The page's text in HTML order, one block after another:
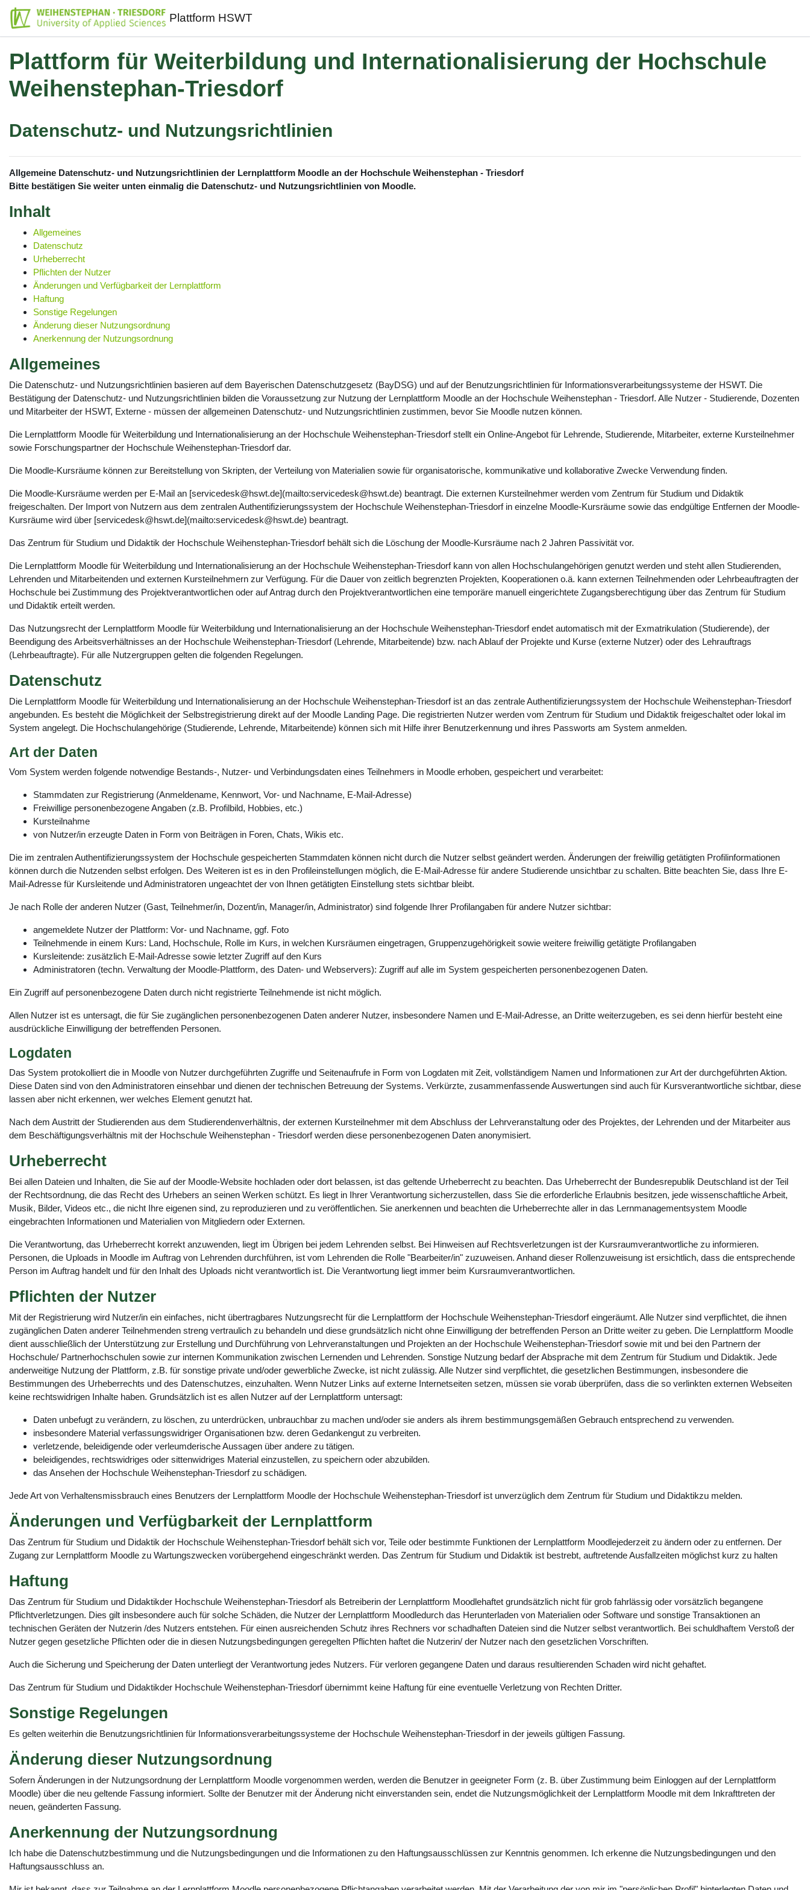
Zum Hauptinhalt
Plattform HSWT
Plattform für Weiterbildung und Internationalisierung der Hochschule
Weihenstephan-Triesdorf
Datenschutz- und Nutzungsrichtlinien
Allgemeine Datenschutz- und Nutzungsrichtlinien der Lernplattform Moodle an der Hochschule Weihenstephan - Triesdorf
Bitte bestätigen Sie weiter unten einmalig die Datenschutz- und Nutzungsrichtlinien von Moodle.
Inhalt
Allgemeines
Datenschutz
Urheberrecht
Pflichten der Nutzer
Änderungen und Verfügbarkeit der Lernplattform
Haftung
Sonstige Regelungen
Änderung dieser Nutzungsordnung
Anerkennung der Nutzungsordnung
Allgemeines
Die Datenschutz- und Nutzungsrichtlinien basieren auf dem Bayerischen Datenschutzgesetz (BayDSG) und auf der Benutzungsrichtlinien für Informationsverarbeitungssysteme der HSWT. Die
Bestätigung der Datenschutz- und Nutzungsrichtlinien bilden die Voraussetzung zur Nutzung der Lernplattform Moodle an der Hochschule Weihenstephan - Triesdorf. Alle Nutzer - Studierende, Dozenten
und Mitarbeiter der HSWT, Externe - müssen der allgemeinen Datenschutz- und Nutzungsrichtlinien zustimmen, bevor Sie Moodle nutzen können.
Die Lernplattform Moodle für Weiterbildung und Internationalisierung an der Hochschule Weihenstephan-Triesdorf stellt ein Online-Angebot für Lehrende, Studierende, Mitarbeiter, externe Kursteilnehmer
sowie Forschungspartner der Hochschule Weihenstephan-Triesdorf dar.
Die Moodle-Kursräume können zur Bereitstellung von Skripten, der Verteilung von Materialien sowie für organisatorische, kommunikative und kollaborative Zwecke Verwendung finden.
Die Moodle-Kursräume werden per E-Mail an [servicedesk@hswt.de](mailto:servicedesk@hswt.de) beantragt. Die externen Kursteilnehmer werden vom Zentrum für Studium und Didaktik
freigeschalten. Der Import von Nutzern aus dem zentralen Authentifizierungssystem der Hochschule Weihenstephan-Triesdorf in einzelne Moodle-Kursräume sowie das endgültige Entfernen der Moodle-
Kursräume wird über [servicedesk@hswt.de](mailto:servicedesk@hswt.de) beantragt.
Das Zentrum für Studium und Didaktik der Hochschule Weihenstephan-Triesdorf behält sich die Löschung der Moodle-Kursräume nach 2 Jahren Passivität vor.
Die Lernplattform Moodle für Weiterbildung und Internationalisierung an der Hochschule Weihenstephan-Triesdorf kann von allen Hochschulangehörigen genutzt werden und steht allen Studierenden,
Lehrenden und Mitarbeitenden und externen Kursteilnehmern zur Verfügung. Für die Dauer von zeitlich begrenzten Projekten, Kooperationen o.ä. kann externen Teilnehmenden oder Lehrbeauftragten der
Hochschule bei Zustimmung des Projektverantwortlichen oder auf Antrag durch den Projektverantwortlichen eine temporäre manuell eingerichtete Zugangsberechtigung über das Zentrum für Studium
und Didaktik erteilt werden.
Das Nutzungsrecht der Lernplattform Moodle für Weiterbildung und Internationalisierung an der Hochschule Weihenstephan-Triesdorf endet automatisch mit der Exmatrikulation (Studierende), der
Beendigung des Arbeitsverhältnisses an der Hochschule Weihenstephan-Triesdorf (Lehrende, Mitarbeitende) bzw. nach Ablauf der Projekte und Kurse (externe Nutzer) oder des Lehrauftrags
(Lehrbeauftragte). Für alle Nutzergruppen gelten die folgenden Regelungen.
Datenschutz
Die Lernplattform Moodle für Weiterbildung und Internationalisierung an der Hochschule Weihenstephan-Triesdorf ist an das zentrale Authentifizierungssystem der Hochschule Weihenstephan-Triesdorf
angebunden. Es besteht die Möglichkeit der Selbstregistrierung direkt auf der Moodle Landing Page. Die registrierten Nutzer werden vom Zentrum für Studium und Didaktik freigeschaltet oder lokal im
System angelegt. Die Hochschulangehörige (Studierende, Lehrende, Mitarbeitende) können sich mit Hilfe ihrer Benutzerkennung und ihres Passworts am System anmelden.
Art der Daten
Vom System werden folgende notwendige Bestands-, Nutzer- und Verbindungsdaten eines Teilnehmers in Moodle erhoben, gespeichert und verarbeitet:
Stammdaten zur Registrierung (Anmeldename, Kennwort, Vor- und Nachname, E-Mail-Adresse)
Freiwillige personenbezogene Angaben (z.B. Profilbild, Hobbies, etc.)
Kursteilnahme
von Nutzer/in erzeugte Daten in Form von Beiträgen in Foren, Chats, Wikis etc.
Die im zentralen Authentifizierungssystem der Hochschule gespeicherten Stammdaten können nicht durch die Nutzer selbst geändert werden. Änderungen der freiwillig getätigten Profilinformationen
können durch die Nutzenden selbst erfolgen. Des Weiteren ist es in den Profileinstellungen möglich, die E-Mail-Adresse für andere Studierende unsichtbar zu schalten. Bitte beachten Sie, dass Ihre E-
Mail-Adresse für Kursleitende und Administratoren ungeachtet der von Ihnen getätigten Einstellung stets sichtbar bleibt.
Je nach Rolle der anderen Nutzer (Gast, Teilnehmer/in, Dozent/in, Manager/in, Administrator) sind folgende Ihrer Profilangaben für andere Nutzer sichtbar:
angemeldete Nutzer der Plattform: Vor- und Nachname, ggf. Foto
Teilnehmende in einem Kurs: Land, Hochschule, Rolle im Kurs, in welchen Kursräumen eingetragen, Gruppenzugehörigkeit sowie weitere freiwillig getätigte Profilangaben
Kursleitende: zusätzlich E-Mail-Adresse sowie letzter Zugriff auf den Kurs
Administratoren (techn. Verwaltung der Moodle-Plattform, des Daten- und Webservers): Zugriff auf alle im System gespeicherten personenbezogenen Daten.
Ein Zugriff auf personenbezogene Daten durch nicht registrierte Teilnehmende ist nicht möglich.
Allen Nutzer ist es untersagt, die für Sie zugänglichen personenbezogenen Daten anderer Nutzer, insbesondere Namen und E-Mail-Adresse, an Dritte weiterzugeben, es sei denn hierfür besteht eine
ausdrückliche Einwilligung der betreffenden Personen.
Logdaten
Das System protokolliert die in Moodle von Nutzer durchgeführten Zugriffe und Seitenaufrufe in Form von Logdaten mit Zeit, vollständigem Namen und Informationen zur Art der durchgeführten Aktion.
Diese Daten sind von den Administratoren einsehbar und dienen der technischen Betreuung der Systems. Verkürzte, zusammenfassende Auswertungen sind auch für Kursverantwortliche sichtbar, diese
lassen aber nicht erkennen, wer welches Element genutzt hat.
Nach dem Austritt der Studierenden aus dem Studierendenverhältnis, der externen Kursteilnehmer mit dem Abschluss der Lehrveranstaltung oder des Projektes, der Lehrenden und der Mitarbeiter aus
dem Beschäftigungsverhältnis mit der Hochschule Weihenstephan - Triesdorf werden diese personenbezogenen Daten anonymisiert.
Urheberrecht
Bei allen Dateien und Inhalten, die Sie auf der Moodle-Website hochladen oder dort belassen, ist das geltende Urheberrecht zu beachten. Das Urheberrecht der Bundesrepublik Deutschland ist der Teil
der Rechtsordnung, die das Recht des Urhebers an seinen Werken schützt. Es liegt in Ihrer Verantwortung sicherzustellen, dass Sie die erforderliche Erlaubnis besitzen, jede wissenschaftliche Arbeit,
Musik, Bilder, Videos etc., die nicht Ihre eigenen sind, zu reproduzieren und zu veröffentlichen. Sie anerkennen und beachten die Urheberrechte aller in das Lernmanagementsystem Moodle
eingebrachten Informationen und Materialien von Mitgliedern oder Externen.
Die Verantwortung, das Urheberrecht korrekt anzuwenden, liegt im Übrigen bei jedem Lehrenden selbst. Bei Hinweisen auf Rechtsverletzungen ist der Kursraumverantwortliche zu informieren.
Personen, die Uploads in Moodle im Auftrag von Lehrenden durchführen, ist vom Lehrenden die Rolle "Bearbeiter/in" zuzuweisen. Anhand dieser Rollenzuweisung ist ersichtlich, dass die entsprechende
Person im Auftrag handelt und für den Inhalt des Uploads nicht verantwortlich ist. Die Verantwortung liegt immer beim Kursraumverantwortlichen.
Pflichten der Nutzer
Mit der Registrierung wird Nutzer/in ein einfaches, nicht übertragbares Nutzungsrecht für die Lernplattform der Hochschule Weihenstephan-Triesdorf eingeräumt. Alle Nutzer sind verpflichtet, die ihnen
zugänglichen Daten anderer Teilnehmenden streng vertraulich zu behandeln und diese grundsätzlich nicht ohne Einwilligung der betreffenden Person an Dritte weiter zu geben. Die Lernplattform Moodle
dient ausschließlich der Unterstützung zur Erstellung und Durchführung von Lehrveranstaltungen und Projekten an der Hochschule Weihenstephan-Triesdorf sowie mit und bei den Partnern der
Hochschule/ Partnerhochschulen sowie zur internen Kommunikation zwischen Lernenden und Lehrenden. Sonstige Nutzung bedarf der Absprache mit dem Zentrum für Studium und Didaktik. Jede
anderweitige Nutzung der Plattform, z.B. für sonstige private und/oder gewerbliche Zwecke, ist nicht zulässig. Alle Nutzer sind verpflichtet, die gesetzlichen Bestimmungen, insbesondere die
Bestimmungen des Urheberrechts und des Datenschutzes, einzuhalten. Wenn Nutzer Links auf externe Internetseiten setzen, müssen sie vorab überprüfen, dass die so verlinkten externen Webseiten
keine rechtswidrigen Inhalte haben. Grundsätzlich ist es allen Nutzer auf der Lernplattform untersagt:
Daten unbefugt zu verändern, zu löschen, zu unterdrücken, unbrauchbar zu machen und/oder sie anders als ihrem bestimmungsgemäßen Gebrauch entsprechend zu verwenden.
insbesondere Material verfassungswidriger Organisationen bzw. deren Gedankengut zu verbreiten.
verletzende, beleidigende oder verleumderische Aussagen über andere zu tätigen.
beleidigendes, rechtswidriges oder sittenwidriges Material einzustellen, zu speichern oder abzubilden.
das Ansehen der Hochschule Weihenstephan-Triesdorf zu schädigen.
Jede Art von Verhaltensmissbrauch eines Benutzers der Lernplattform Moodle der Hochschule Weihenstephan-Triesdorf ist unverzüglich dem Zentrum für Studium und Didaktikzu melden.
Änderungen und Verfügbarkeit der Lernplattform
Das Zentrum für Studium und Didaktik der Hochschule Weihenstephan-Triesdorf behält sich vor, Teile oder bestimmte Funktionen der Lernplattform Moodlejederzeit zu ändern oder zu entfernen. Der
Zugang zur Lernplattform Moodle zu Wartungszwecken vorübergehend eingeschränkt werden. Das Zentrum für Studium und Didaktik ist bestrebt, auftretende Ausfallzeiten möglichst kurz zu halten
Haftung
Das Zentrum für Studium und Didaktikder Hochschule Weihenstephan-Triesdorf als Betreiberin der Lernplattform Moodlehaftet grundsätzlich nicht für grob fahrlässig oder vorsätzlich begangene
Pflichtverletzungen. Dies gilt insbesondere auch für solche Schäden, die Nutzer der Lernplattform Moodledurch das Herunterladen von Materialien oder Software und sonstige Transaktionen an
technischen Geräten der Nutzerin /des Nutzers entstehen. Für einen ausreichenden Schutz ihres Rechners vor schadhaften Dateien sind die Nutzer selbst verantwortlich. Bei schuldhaftem Verstoß der
Nutzer gegen gesetzliche Pflichten oder die in diesen Nutzungsbedingungen geregelten Pflichten haftet die Nutzerin/ der Nutzer nach den gesetzlichen Vorschriften.
Auch die Sicherung und Speicherung der Daten unterliegt der Verantwortung jedes Nutzers. Für verloren gegangene Daten und daraus resultierenden Schaden wird nicht gehaftet.
Das Zentrum für Studium und Didaktikder Hochschule Weihenstephan-Triesdorf übernimmt keine Haftung für eine eventuelle Verletzung von Rechten Dritter.
Sonstige Regelungen
Es gelten weiterhin die Benutzungsrichtlinien für Informationsverarbeitungssysteme der Hochschule Weihenstephan-Triesdorf in der jeweils gültigen Fassung.
Änderung dieser Nutzungsordnung
Sofern Änderungen in der Nutzungsordnung der Lernplattform Moodle vorgenommen werden, werden die Benutzer in geeigneter Form (z. B. über Zustimmung beim Einloggen auf der Lernplattform
Moodle) über die neu geltende Fassung informiert. Sollte der Benutzer mit der Änderung nicht einverstanden sein, endet die Nutzungsmöglichkeit der Lernplattform Moodle mit dem Inkrafttreten der
neuen, geänderten Fassung.
Anerkennung der Nutzungsordnung
Ich habe die Datenschutzbestimmung und die Nutzungsbedingungen und die Informationen zu den Haftungsausschlüssen zur Kenntnis genommen. Ich erkenne die Nutzungsbedingungen und den
Haftungsausschluss an.